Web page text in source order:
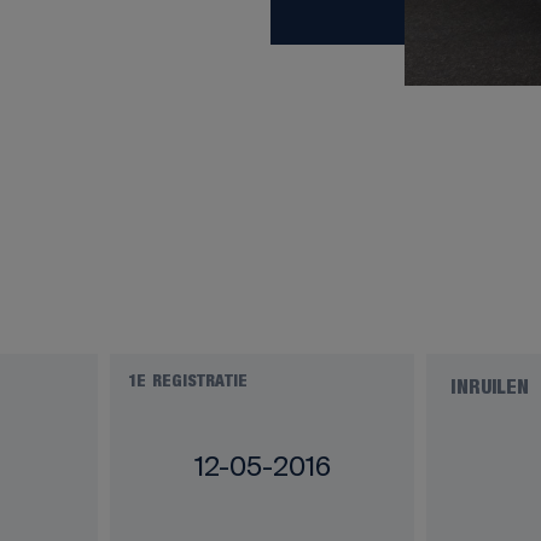
1E REGISTRATIE
12-05-2016
INRUILEN